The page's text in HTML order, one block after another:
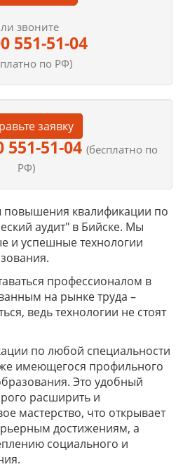
звоните
551-51-04
по РФ)
заявку
551-51-04 (бесплатно по
РФ)
квалификации по
аудит" в Бийске. Мы
и успешные технологии
профессионалом в
на рынке труда –
ведь технологии не стоят
по любой специальности
имеющегося профильного
Это удобный
расширить и
мастерство, что открывает
достижениям, а
социального и